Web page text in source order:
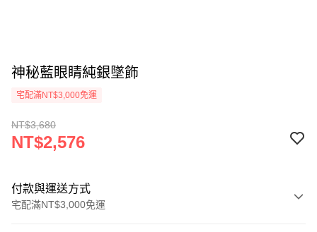
神秘藍眼睛純銀墜飾
宅配滿NT$3,000免運
NT$3,680
NT$2,576
付款與運送方式
宅配滿NT$3,000免運